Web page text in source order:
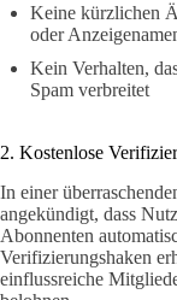
Keine kürzlichen
oder
Kein Verhalten,
Spam verbreitet
2. Kostenlose
In einer
angekündigt, dass
Abonnenten
Verifizierungshaken
einflussreiche